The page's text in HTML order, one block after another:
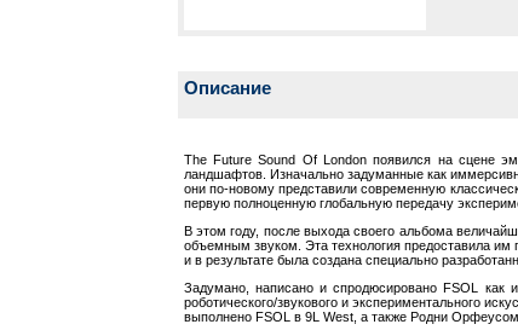
Описание
The Future Sound Of London появился на сцене
ландшафтов. Изначально задуманные как
они по-новому представили современную
первую полноценную глобальную передачу
В этом году, после выхода своего альбома
объемным звуком. Эта технология предоставила им
и в результате была создана специально
Задумано, написано и спродюсировано FSOL как
роботического/звукового и экспериментального
выполнено FSOL в 9L West, а также Родни